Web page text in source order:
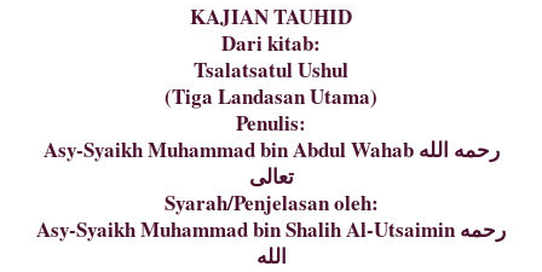
KAJIAN TAUHID
Dari kitab:
Tsalatsatul Ushul
(Tiga Landasan Utama)
Penulis:
Asy-Syaikh Muhammad bin Abdul Wahab رحمه الله
تعالى
Syarah/Penjelasan oleh:
Asy-Syaikh Muhammad bin Shalih Al-Utsaimin رحمه
الله